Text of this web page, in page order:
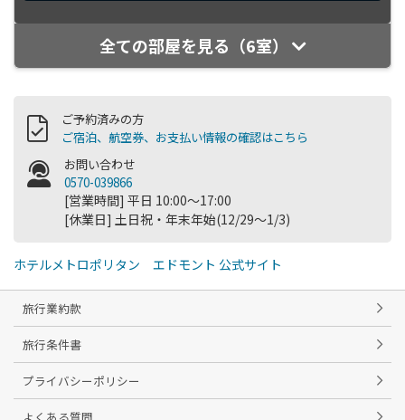
全ての部屋を見る（6室）
ご予約済みの方
ご宿泊、航空券、お支払い情報の確認はこちら
お問い合わせ
0570-039866
[営業時間] 平日 10:00～17:00
[休業日] 土日祝・年末年始(12/29～1/3)
ホテルメトロポリタン エドモント 公式サイト
旅行業約款
旅行条件書
プライバシーポリシー
よくある質問